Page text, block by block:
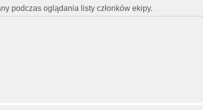
podczas oglądania listy członków ekipy.